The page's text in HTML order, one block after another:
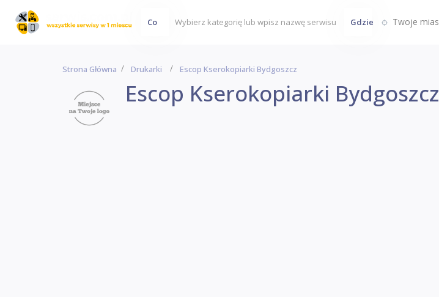
Co Gdzie
Strona Główna Drukarki Escop Kserokopiarki Bydgoszcz
Escop Kserokopiarki Bydgoszcz